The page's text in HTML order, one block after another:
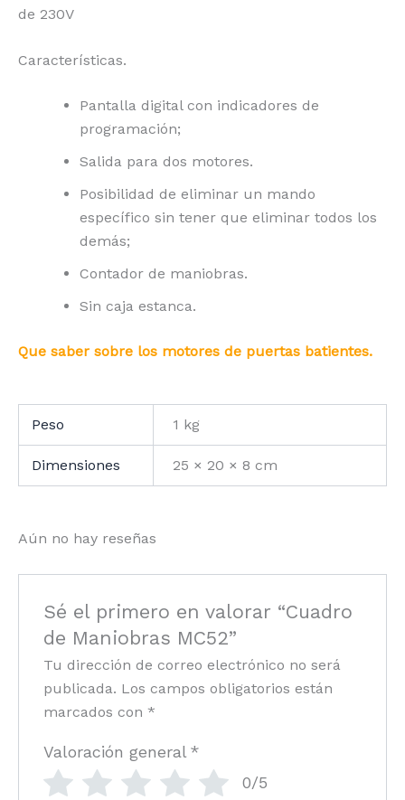
de 230V
Características.
Pantalla digital con indicadores de
programación;
Salida para dos motores.
Posibilidad de eliminar un mando
específico sin tener que eliminar todos los
demás;
Contador de maniobras.
Sin caja estanca.
Que saber sobre los motores de puertas batientes.
Peso 1 kg
Dimensiones 25 × 20 × 8 cm
Aún no hay reseñas
Sé el primero en valorar “Cuadro
de Maniobras MC52”
Tu dirección de correo electrónico no será
publicada. Los campos obligatorios están
marcados con *
Valoración general *
0/5